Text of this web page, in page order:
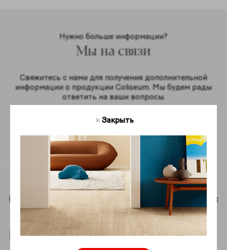
Нужно больше информации?
Мы на связи
Свяжитесь с нами для получения дополнительной
информации о продукции Coliseum. Мы будем рады
ответить на ваши вопросы.
Обратная связь
Закрыть
Наверх
Подпишитесь на новостную рассылку